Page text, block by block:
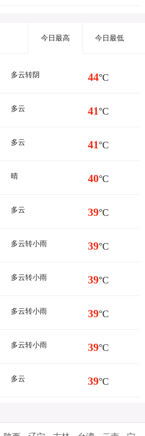
今日最高 今日最低
多云转阴 44°C
多云 41°C
多云 41°C
晴 40°C
多云 39°C
多云转小雨 39°C
多云转小雨 39°C
多云转小雨 39°C
多云转小雨 39°C
多云 39°C